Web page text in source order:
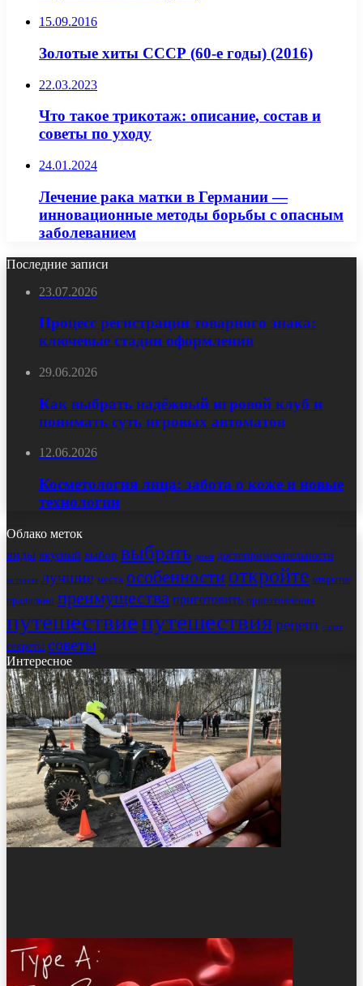
15.09.2016
Золотые хиты СССР (60-е годы) (2016)
22.03.2023
Что такое трикотаж: описание, состав и
советы по уходу
24.01.2024
Лечение рака матки в Германии —
инновационные методы борьбы с опасным
заболеванием
Последние записи
23.07.2026
Процесс регистрации товарного знака:
ключевые стадии оформления
29.06.2026
Как выбрать надёжный игровой клуб и
понимать суть игровых автоматов
12.06.2026
Косметология лица: забота о коже и новые
технологии
Облако меток
виды вкусный выбор выбрать дома достопримечательности
история лучшие места особенности откройте открытие
правильно преимущества приготовить приготовления
путешествиепутешествиярецепт салат
секреты советы
Интересное